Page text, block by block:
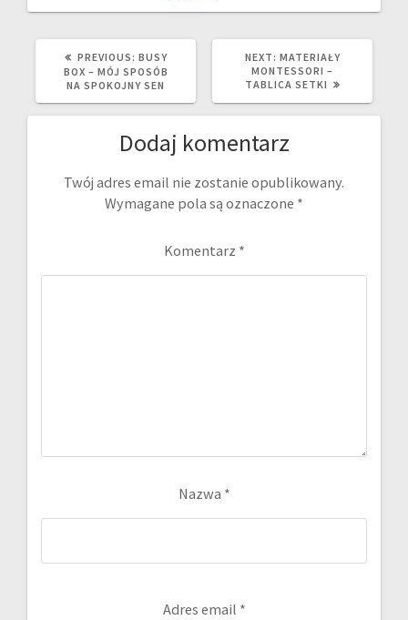
PREVIOUS: PREVIOUS
POST:
BUSY
BOX – MÓJ SPOSÓB
NA SPOKOJNY SEN
NEXT: NEXT
POST:
MATERIAŁY
MONTESSORI –
TABLICA SETKI
Dodaj komentarz
Twój adres email nie zostanie opublikowany.
Wymagane pola są oznaczone *
Komentarz *
Nazwa *
Adres email *